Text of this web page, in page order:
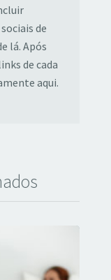
de
lá. Após
de cada
aqui.